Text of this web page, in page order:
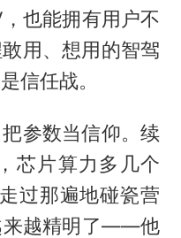
也能拥有用户不
用、想用的智驾
信任战。
参数当信仰。续
芯片算力多几个
过那遍地碰瓷营
来越精明了——他